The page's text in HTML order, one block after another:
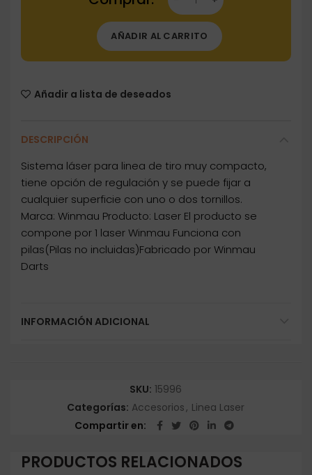
AÑADIR AL CARRITO
Añadir a lista de deseados
DESCRIPCIÓN
Sistema láser para linea de tiro muy compacto,
tiene opción de regulación y se puede fijar a
cualquier superficie con uno o dos tornillos.
Marca: Winmau Producto: Laser El producto se
compone por 1 laser Winmau Funciona con
pilas(Pilas no incluidas)Fabricado por Winmau
Darts
INFORMACIÓN ADICIONAL
SKU: 15996
Categorías: Accesorios, Linea Laser
Compartir en
PRODUCTOS RELACIONADOS